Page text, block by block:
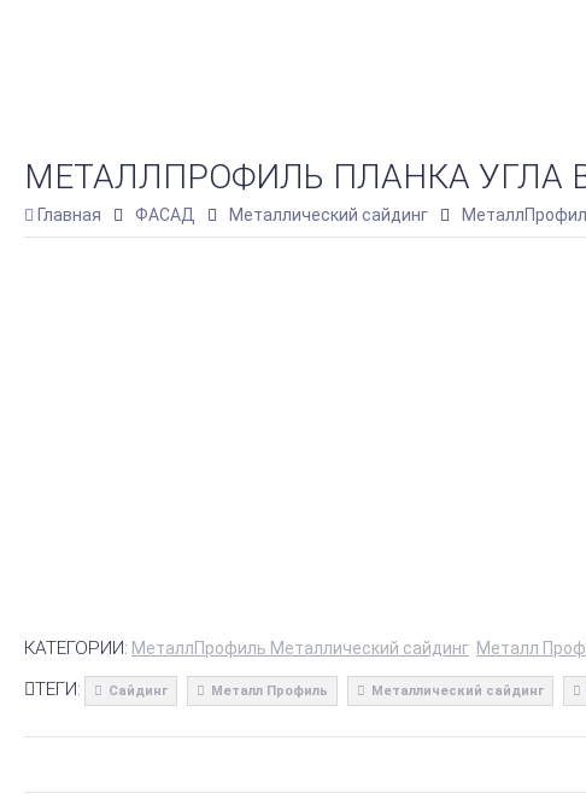
МЕТАЛЛПРОФИЛЬ ПЛАНКА УГЛА
Главная ФАСАД Металлический сайдинг
КАТЕГОРИИ: МеталлПрофиль Металлический сайдинг Металл
ТЕГИ: Сайдинг Металл Профиль Металлический сайдинг